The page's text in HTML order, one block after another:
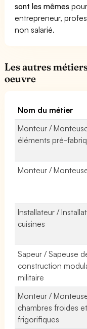
sont les mêmes
entrepreneur,
non salarié.
Les autres
oeuvre
Nom du métier
Monteur /
éléments pré-
Monteur /
Installateur /
cuisines
Sapeur / Sapeuse
construction
militaire
Monteur /
chambres froides
frigorifiques